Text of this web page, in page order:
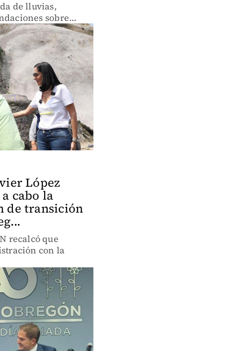
de lluvias,
sobre
de riesgo.
López
cabo la
de transición
recalcó que
con la